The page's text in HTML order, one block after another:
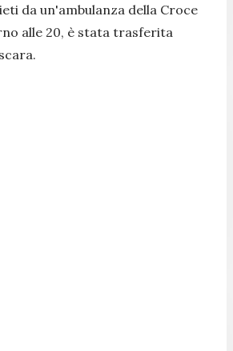
da un'ambulanza della Croce
alle 20, è stata trasferita